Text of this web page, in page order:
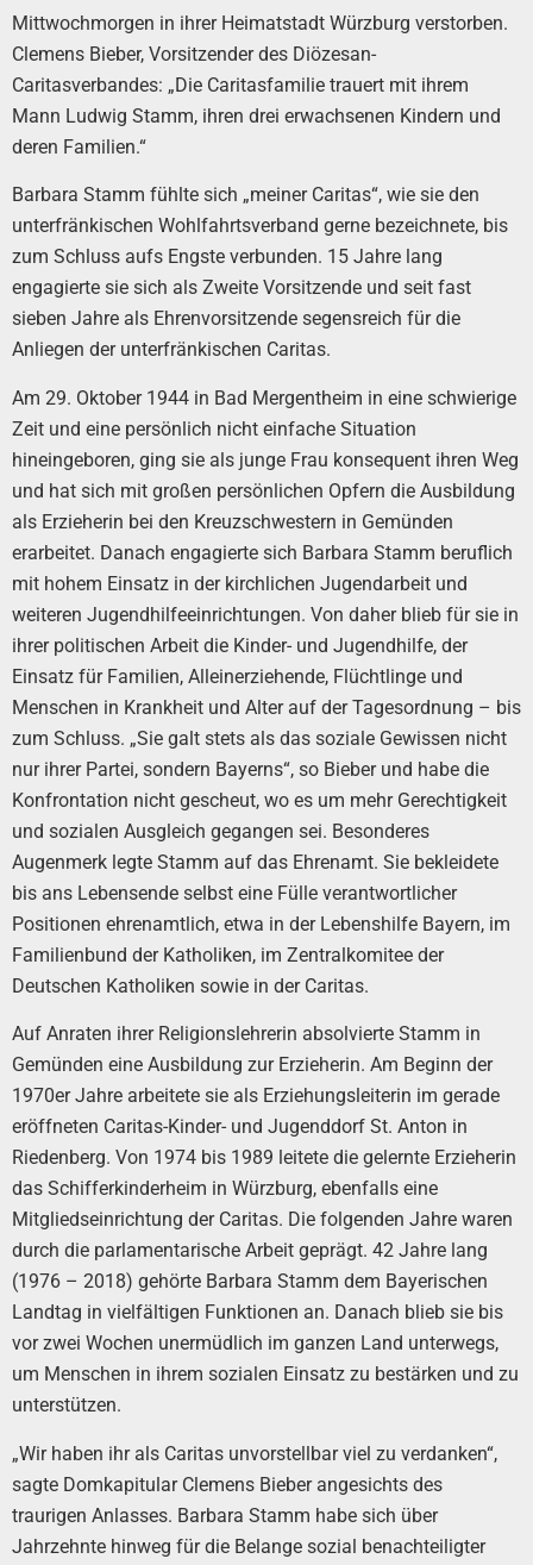
Mittwochmorgen in ihrer Heimatstadt Würzburg verstorben.
Clemens Bieber, Vorsitzender des Diözesan-
Caritasverbandes: „Die Caritasfamilie trauert mit ihrem
Mann Ludwig Stamm, ihren drei erwachsenen Kindern und
deren Familien.“
Barbara Stamm fühlte sich „meiner Caritas“, wie sie den
unterfränkischen Wohlfahrtsverband gerne bezeichnete, bis
zum Schluss aufs Engste verbunden. 15 Jahre lang
engagierte sie sich als Zweite Vorsitzende und seit fast
sieben Jahre als Ehrenvorsitzende segensreich für die
Anliegen der unterfränkischen Caritas.
Am 29. Oktober 1944 in Bad Mergentheim in eine schwierige
Zeit und eine persönlich nicht einfache Situation
hineingeboren, ging sie als junge Frau konsequent ihren Weg
und hat sich mit großen persönlichen Opfern die Ausbildung
als Erzieherin bei den Kreuzschwestern in Gemünden
erarbeitet. Danach engagierte sich Barbara Stamm beruflich
mit hohem Einsatz in der kirchlichen Jugendarbeit und
weiteren Jugendhilfeeinrichtungen. Von daher blieb für sie in
ihrer politischen Arbeit die Kinder- und Jugendhilfe, der
Einsatz für Familien, Alleinerziehende, Flüchtlinge und
Menschen in Krankheit und Alter auf der Tagesordnung – bis
zum Schluss. „Sie galt stets als das soziale Gewissen nicht
nur ihrer Partei, sondern Bayerns“, so Bieber und habe die
Konfrontation nicht gescheut, wo es um mehr Gerechtigkeit
und sozialen Ausgleich gegangen sei. Besonderes
Augenmerk legte Stamm auf das Ehrenamt. Sie bekleidete
bis ans Lebensende selbst eine Fülle verantwortlicher
Positionen ehrenamtlich, etwa in der Lebenshilfe Bayern, im
Familienbund der Katholiken, im Zentralkomitee der
Deutschen Katholiken sowie in der Caritas.
Auf Anraten ihrer Religionslehrerin absolvierte Stamm in
Gemünden eine Ausbildung zur Erzieherin. Am Beginn der
1970er Jahre arbeitete sie als Erziehungsleiterin im gerade
eröffneten Caritas-Kinder- und Jugenddorf St. Anton in
Riedenberg. Von 1974 bis 1989 leitete die gelernte Erzieherin
das Schifferkinderheim in Würzburg, ebenfalls eine
Mitgliedseinrichtung der Caritas. Die folgenden Jahre waren
durch die parlamentarische Arbeit geprägt. 42 Jahre lang
(1976 – 2018) gehörte Barbara Stamm dem Bayerischen
Landtag in vielfältigen Funktionen an. Danach blieb sie bis
vor zwei Wochen unermüdlich im ganzen Land unterwegs,
um Menschen in ihrem sozialen Einsatz zu bestärken und zu
unterstützen.
„Wir haben ihr als Caritas unvorstellbar viel zu verdanken“,
sagte Domkapitular Clemens Bieber angesichts des
traurigen Anlasses. Barbara Stamm habe sich über
Jahrzehnte hinweg für die Belange sozial benachteiligter